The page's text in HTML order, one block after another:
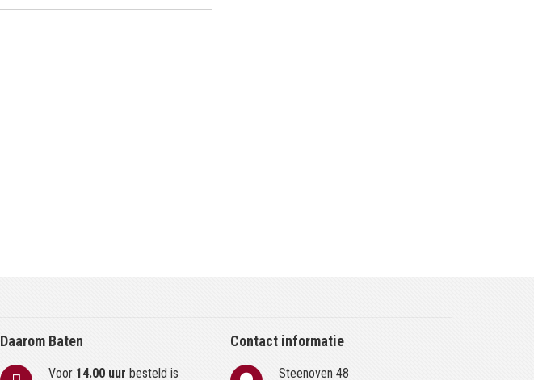
Daarom Baten
Voor 14.00 uur besteld is
Contact informatie
Steenoven 48